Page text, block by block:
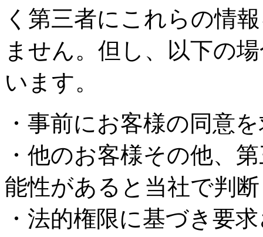
く第三者にこれらの情
ません。但し、以下の
います。
・事前にお客様の同意
・他のお客様その他、
能性があると当社で判
・法的権限に基づき要